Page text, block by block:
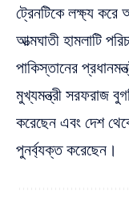
ট্রেনটিকে লক্ষ্য করে
আত্মঘাতী হামলাটি
পাকিস্তানের
মুখ্যমন্ত্রী সরফরাজ
করেছেন এবং দেশ
পুনর্ব্যক্ত করেছেন।